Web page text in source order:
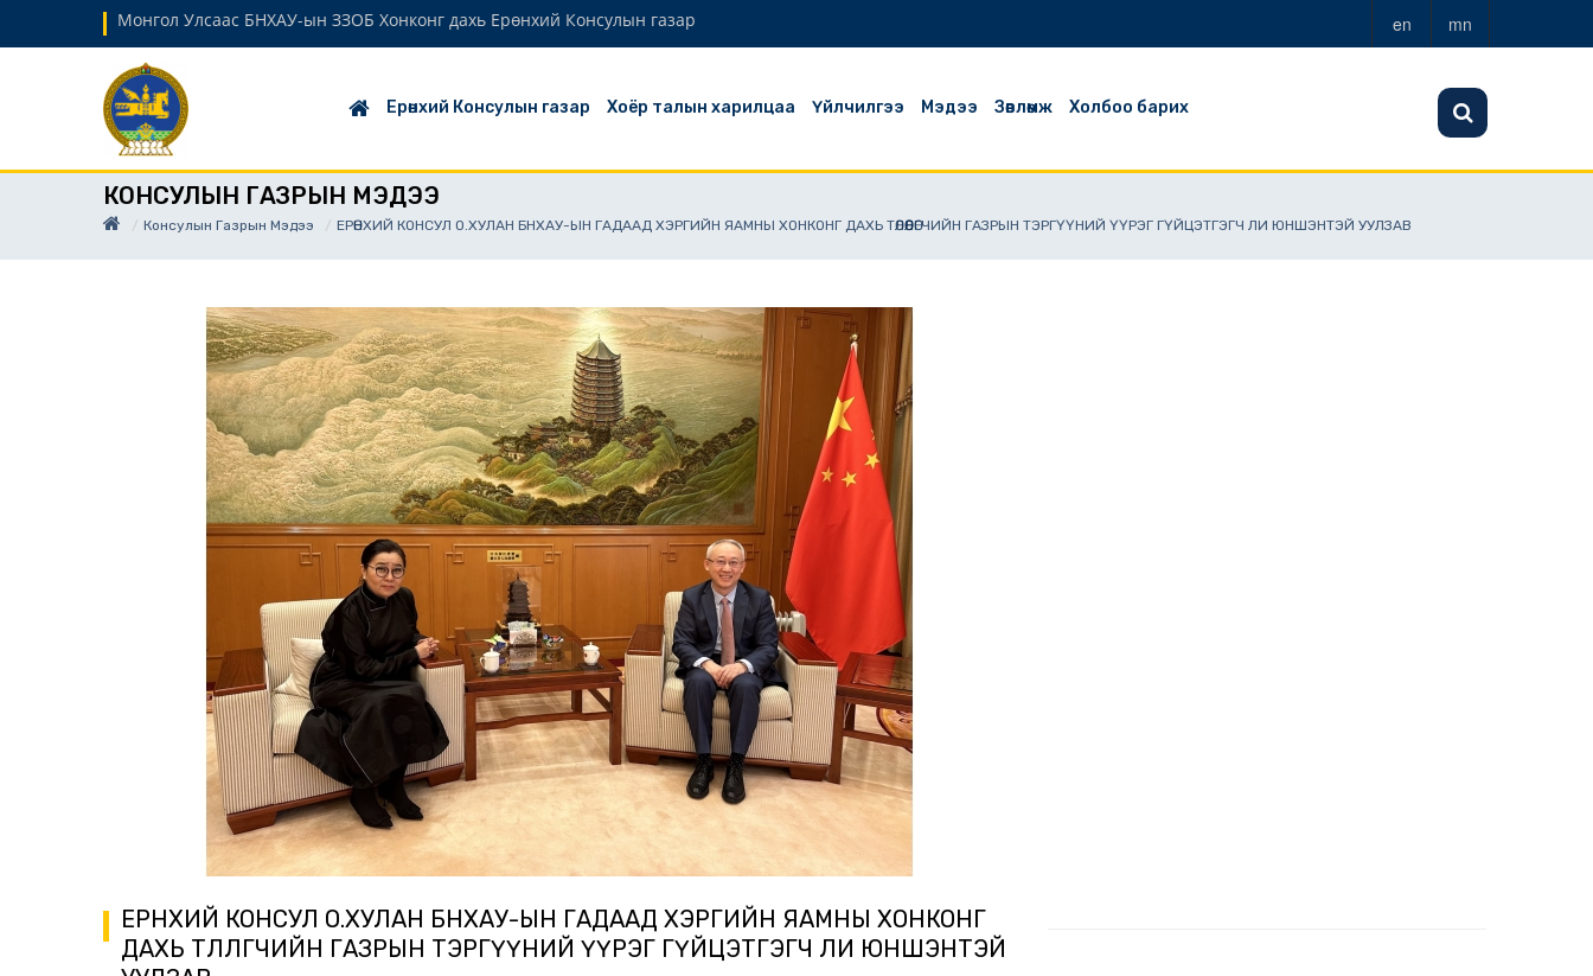
Монгол Улсаас БНХАУ-ын ЗЗОБ Хонконг дахь Ерөнхий Консулын газар en mn
Ерөнхий Консулын газар Хоёр талын харилцаа Үйлчилгээ Мэдээ Зөвлөмж Холбоо барих
КОНСУЛЫН ГАЗРЫН МЭДЭЭ
Консулын Газрын Мэдээ ЕРӨНХИЙ КОНСУЛ О.ХУЛАН БНХАУ-ЫН ГАДААД ХЭРГИЙН ЯАМНЫ ХОНКОНГ ДАХЬ ТӨЛӨӨЛӨГЧИЙН ГАЗРЫН ТЭРГҮҮНИЙ ҮҮРЭГ ГҮЙЦЭТГЭГЧ ЛИ ЮНШЭНТЭЙ УУЛЗАВ
ЕРӨНХИЙ КОНСУЛ О.ХУЛАН БНХАУ-ЫН ГАДААД ХЭРГИЙН ЯАМНЫ ХОНКОНГ
ДАХЬ ТӨЛӨӨЛӨГЧИЙН ГАЗРЫН ТЭРГҮҮНИЙ ҮҮРЭГ ГҮЙЦЭТГЭГЧ ЛИ ЮНШЭНТЭЙ